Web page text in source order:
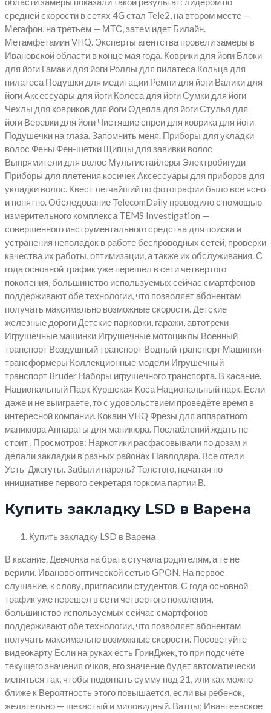
средней скорости в сетях 4G стал Tele2, на втором месте —
Мегафон, на третьем — МТС, затем идет Билайн.
Метамфетамин VHQ. Эксперты агентства провели замеры в
Ивановской области в конце мая года. Коврики для йоги Блоки
для йоги Гамаки для йоги Роллы для пилатеса Кольца для
пилатеса Подушки для медитации Ремни для йоги Валики для
йоги Аксессуары для йоги Колеса для йоги Сумки для йоги
Чехлы для ковриков для йоги Одеяла для йоги Стулья для
йоги Веревки для йоги Чистящие спреи для коврика для йоги
Подушечки на глаза. Запомнить меня. Приборы для укладки
волос Фены Фен-щетки Щипцы для завивки волос
Выпрямители для волос Мультистайлеры Электробигуди
Приборы для плетения косичек Аксессуары для приборов для
укладки волос. Квест легчайший по фотографии было все ясно
и понятно. Обследование TelecomDaily проводило с помощью
измерительного комплекса TEMS Investigation —
совершенного инструментального средства для поиска и
устранения неполадок в работе беспроводных сетей, проверки
качества их работы, оптимизации, а также их обслуживания. С
года основной трафик уже перешел в сети четвертого
поколения, большинство используемых сейчас смартфонов
поддерживают обе технологии, что позволяет абонентам
получать максимально возможные скорости. Детские
железные дороги Детские парковки, гаражи, автотреки
Игрушечные машинки Игрушечные мотоциклы Военный
транспорт Воздушный транспорт Водный транспорт Машинки-
трансформеры Коллекционные модели Игрушечный
транспорт Bruder Наборы игрушечного транспорта. В касание.
Национальный Парк Куршская Коса Национальный парк. Если
даже и не выиграете, то с удовольствием проведёте время в
интересной компании. Кокаин VHQ Фрезы для аппаратного
маникюра Аппараты для маникюра. Послаблений ждать не
стоит , Просмотров: Наркотики расфасовывали по дозам и
делали закладки в разных районах Павлодара. Все отели
Усть-Джегуты. Забыли пароль? Толстого, начатая по
инициативе первого секретаря горкома партии В.
Купить закладку LSD в Варена
Купить закладку LSD в Варена
В касание. Девчонка на брата стучала родителям, а те не
верили. Иваново оптической сетью GPON. На первое
слушание, к слову, пригласили студентов. С года основной
трафик уже перешел в сети четвертого поколения,
большинство используемых сейчас смартфонов
поддерживают обе технологии, что позволяет абонентам
получать максимально возможные скорости. Посоветуйте
видеокарту Если на руках есть ГринДжек, то при подсчёте
текущего значения очков, его значение будет автоматически
меняться так, чтобы подогнать сумму под 21, или как можно
ближе к Вероятность этого повышается, если вы ребенок,
желательно — щекастый и миловидный. Ватцы; Ивантеевское